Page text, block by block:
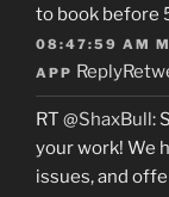
to book before
08:47:59 AM
APP Reply
RT @ShaxBull:
your work! We
issues, and